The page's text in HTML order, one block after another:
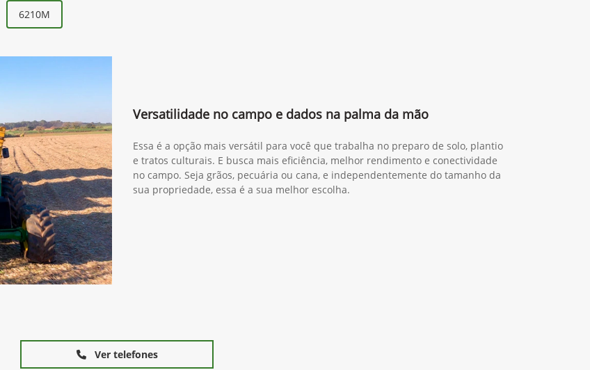
6210M
Versatilidade no campo e dados na palma da mão
Essa é a opção mais versátil para você que trabalha no preparo de solo, plantio
e tratos culturais. E busca mais eficiência, melhor rendimento e conectividade
no campo. Seja grãos, pecuária ou cana, e independentemente do tamanho da
sua propriedade, essa é a sua melhor escolha.
Ver telefones